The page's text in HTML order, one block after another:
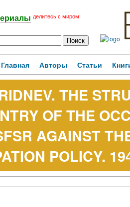
делитесь с миром!
Главная Авторы Статьи
THE
OF THE
AGAINST
POLICY.